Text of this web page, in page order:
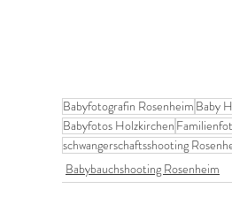
Babyfotografin Rosenheim Baby
Babyfotos Holzkirchen
schwangerschaftsshooting
Babybauchshooting Rosenheim